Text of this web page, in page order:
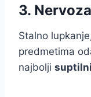
3.
Stalno
predmetima
najbolji